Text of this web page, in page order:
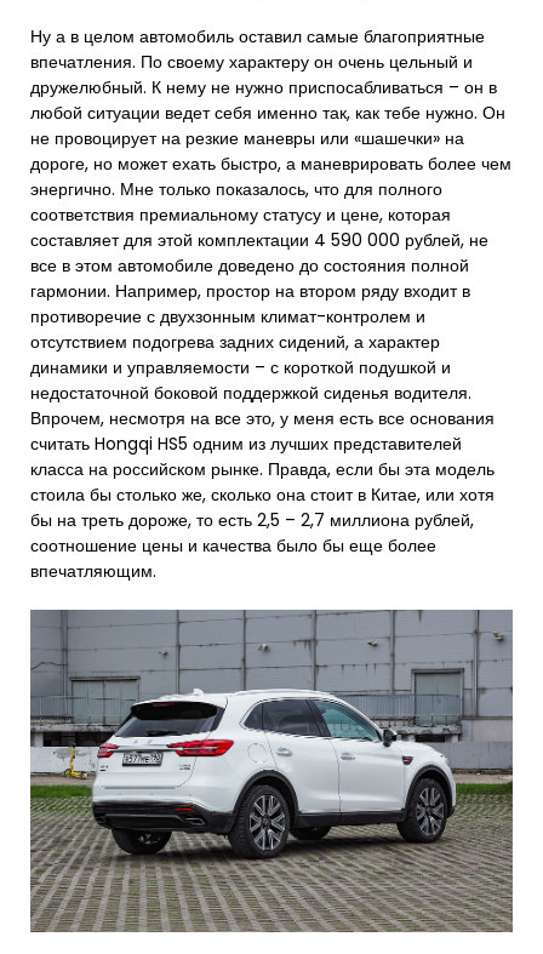
Ну а в целом автомобиль оставил самые благоприятные
впечатления. По своему характеру он очень цельный и
дружелюбный. К нему не нужно приспосабливаться – он в
любой ситуации ведет себя именно так, как тебе нужно. Он
не провоцирует на резкие маневры или «шашечки» на
дороге, но может ехать быстро, а маневрировать более чем
энергично. Мне только показалось, что для полного
соответствия премиальному статусу и цене, которая
составляет для этой комплектации 4 590 000 рублей, не
все в этом автомобиле доведено до состояния полной
гармонии. Например, простор на втором ряду входит в
противоречие с двухзонным климат-контролем и
отсутствием подогрева задних сидений, а характер
динамики и управляемости – с короткой подушкой и
недостаточной боковой поддержкой сиденья водителя.
Впрочем, несмотря на все это, у меня есть все основания
считать Hongqi HS5 одним из лучших представителей
класса на российском рынке. Правда, если бы эта модель
стоила бы столько же, сколько она стоит в Китае, или хотя
бы на треть дороже, то есть 2,5 – 2,7 миллиона рублей,
соотношение цены и качества было бы еще более
впечатляющим.